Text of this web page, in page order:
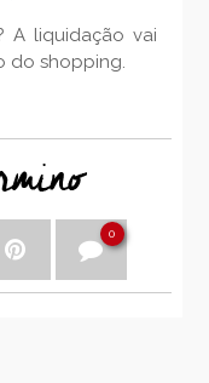
A liquidação vai
do shopping.
0